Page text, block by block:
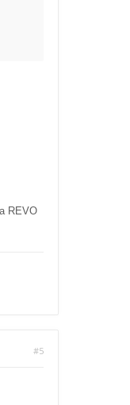
REVO
#5